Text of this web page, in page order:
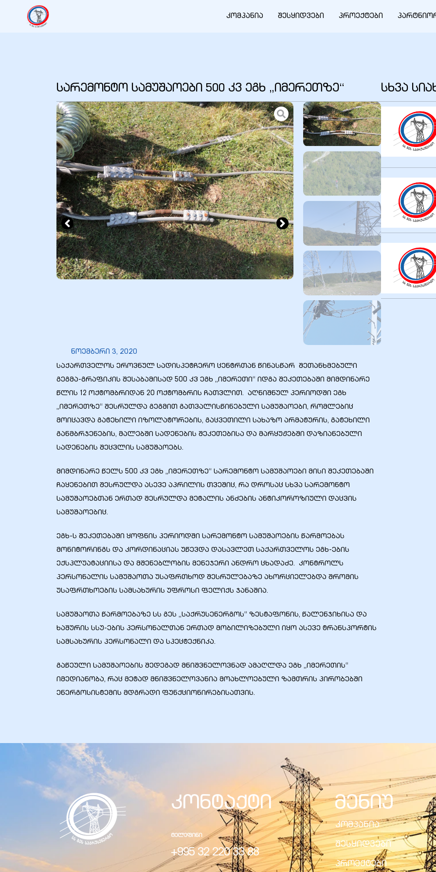
კომპანია შესყიდვები პროექტები
სარემონტო სამუშაოები 500 კვ ეგხ „იმერეთზე“
ნოემბერი 3, 2020
საქართველოს ეროვნულ სადისპეტჩერო ცენტრთან წინასწარ შეთანხმებული
გეგმა-გრაფიკის შესაბამისად 500 კვ ეგხ „იმერეთი“ იდგა შეკეთებაში მიმდინარე
წლის 12 ოქტომბრიდან 20 ოქტომბრის ჩათვლით. აღნიშნულ პერიოდში ეგხ
„იმერეთზე“ შესრულდა გეგმით გათვალისწინებული სამუშაოები, რომლებიც
მოიცავდა გატეხილი იზოლატორების, გაცვეთილი სახაზო არმატურის, გატეხილი
განმბრჯენების, მალებში სადენების შეკეთებისა და მარყუჟებში დაზიანებული
სადენების შეცვლის სამუშაოებს.
მიმდინარე წელს 500 კვ ეგხ „იმერეთზე“ სარემონტო სამუშაოები მისი შეკეთებაში
ჩაყენებით შესრულდა ასევე აპრილის თვეშიც, რა დროსაც სხვა სარემონტო
სამუშაოებთან ერთად შესრულდა მეტალის ანძების ანტიკოროზიული დაცვის
სამუშაოებიც.
ეგხ-ს შეკეთებაში ყოფნის პერიოდში სარემონტო სამუშაოების წარმოებას
მონიტორინგს და კორდინაციას უწევდა დასავლეთ საქართველოს ეგხ-ების
ექსპლუატაციისა და მშენებლობის მენეჯერი ანდრო ცხადაძე. კონტროლს
პერსონალის სამუშაოთა უსაფრთხოდ შესრულებაზე ახორციელებდა შრომის
უსაფრთხოების სამსახურის უფროსი ფელიქს ჯანაშია.
სამუშაოთა წარმოებაზე სს გეს „საქრუსენერგოს“ ზესტაფონის, წალენჯიხისა და
ხაშურის სსუ-ების პერსონალთან ერთად მობილიზებული იყო ასევე ტრანსპორტის
სამსახურის პერსონალი და სპეცტექნიკა.
გაწეული სამუშაოების შედეგად მნიშვნელოვნად ამაღლდა ეგხ „იმერეთის“
იმედიანობა, რაც მეტად მნიშვნელოვანია მოახლოებული ზამთრის პირობებში
ენერგოსისტემის მდგრადი ფუნქციონირებისათვის.
სხვა
კონტაქტი
ᲢᲔᲚᲔᲤᲘᲜᲘ
+995 32 220 33 88
მენიუ
კომპანია
შესყიდვები
პროექტები